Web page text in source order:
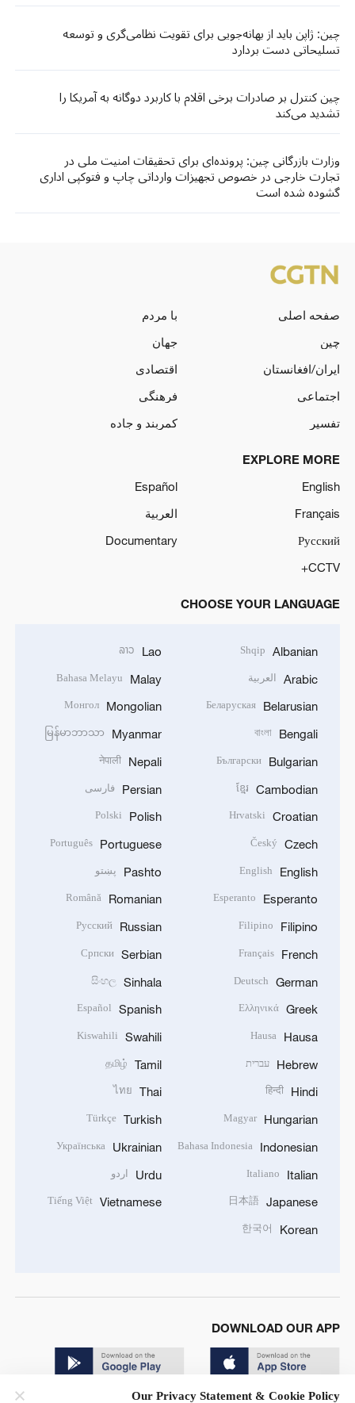
چین: ژاپن باید از بهانه‌جویی برای تقویت نظامی‌گری و توسعه
تسلیحاتی دست بردارد
چین کنترل بر صادرات برخی اقلام با کاربرد دوگانه به آمریکا را
تشدید می‌کند
وزارت بازرگانی چین: پرونده‌ای برای تحقیقات امنیت ملی در
تجارت خارجی در خصوص تجهیزات وارداتی چاپ و فتوکپی اداری
گشوده شده است
صفحه اصلی
با مردم
چین
جهان
ایران/افغانستان
اقتصادی
اجتماعی
فرهنگی
تفسیر
کمربند و جاده
EXPLORE MORE
English
Español
Français
العربية
Русский
Documentary
CCTV+
CHOOSE YOUR LANGUAGE
Albanian
Shqip
Arabic العربية
Belarusian
Беларуская
Bengali
বাংলা
Bulgarian
Български
Cambodian
ខ្មែរ
Croatian
Hrvatski
Czech
Český
English
English
Esperanto
Esperanto
Filipino
Filipino
French
Français
German
Deutsch
Greek
Ελληνικά
Hausa
Hausa
Hebrew עברית
Hindi
हिन्दी
Hungarian
Magyar
Indonesian
Bahasa Indonesia
Italian
Italiano
Japanese
日本語
Korean
한국어
Lao
ລາວ
Malay
Bahasa Melayu
Mongolian
Монгол
Myanmar
မြန်မာဘာသာ
Nepali
नेपाली
Persian فارسی
Polish
Polski
Portuguese
Português
Pashto پښتو
Romanian
Română
Russian
Русский
Serbian
Српски
Sinhala
සිංහල
Spanish
Español
Swahili
Kiswahili
Tamil
தமிழ்
Thai
ไทย
Turkish
Türkçe
Ukrainian
Українська
Urdu اردو
Vietnamese
Tiếng Việt
DOWNLOAD OUR APP
Our Privacy Statement & Cookie Policy